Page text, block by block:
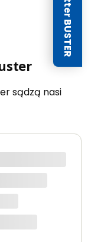
sądzą nasi